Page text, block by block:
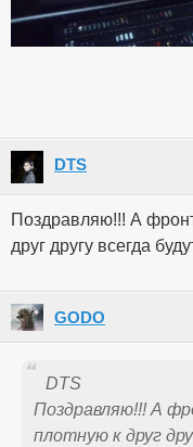
DTS
Поздравляю!!! А
друг другу всегда
GODO
DTS
Поздравляю!!! А
плотную к друг